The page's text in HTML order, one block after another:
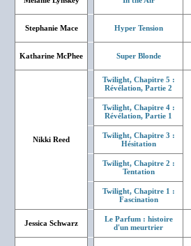
Stephanie Mace Hyper Tension
Katharine McPhee Super Blonde
Nikki Reed
Twilight, Chapitre 5 :
Révélation, Partie 2
Twilight, Chapitre 4 :
Révélation, Partie 1
Twilight, Chapitre 3 :
Hésitation
Twilight, Chapitre 2 :
Tentation
Twilight, Chapitre 1 :
Fascination
Jessica Schwarz
Le Parfum : histoire
d'un meurtrier